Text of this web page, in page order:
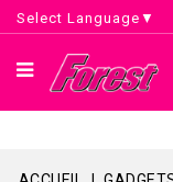
Select Language ▼